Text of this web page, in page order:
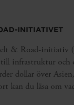
INITIATIVET
& Road-initiativ
infrastruktur och
dollar över
kan du läsa om